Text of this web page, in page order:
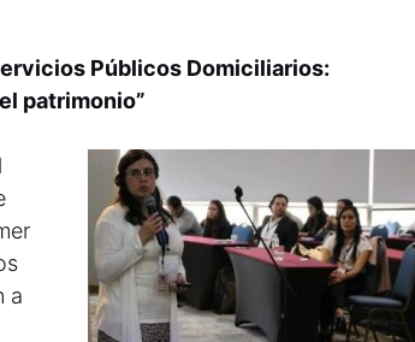
Públicos Domiciliarios:
patrimonio”
a